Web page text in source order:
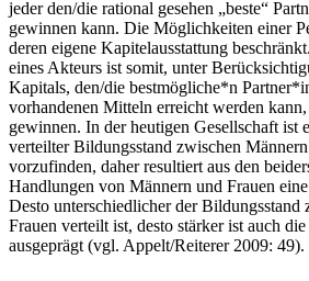
jeder den/die rational gesehen „beste“
gewinnen kann. Die Möglichkeiten einer
deren eigene Kapitelausstattung
eines Akteurs ist somit, unter
Kapitals, den/die bestmögliche*n
vorhandenen Mitteln erreicht werden
gewinnen. In der heutigen Gesellschaft ist
verteilter Bildungsstand zwischen
vorzufinden, daher resultiert aus den
Handlungen von Männern und Frauen
Desto unterschiedlicher der Bildungsstand
Frauen verteilt ist, desto stärker ist auch
ausgeprägt (vgl. Appelt/Reiterer 2009: 49).